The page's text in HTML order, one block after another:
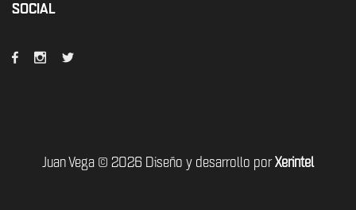
SOCIAL
Juan Vega © 2026 Diseño y desarrollo porXerintel